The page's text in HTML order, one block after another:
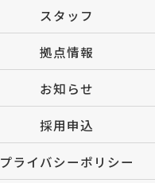
スタッフ
拠点情報
お知らせ
採用申込
プライバシーポリシー